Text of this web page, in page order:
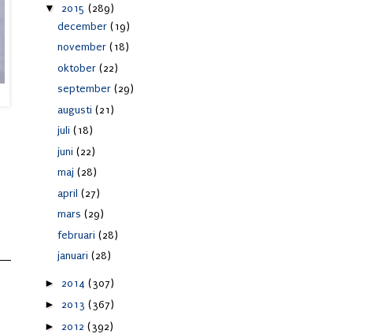
▼ 2015 (289)
december (19)
november (18)
oktober (22)
september (29)
augusti (21)
juli (18)
juni (22)
maj (28)
april (27)
mars (29)
februari (28)
januari (28)
► 2014 (307)
► 2013 (367)
► 2012 (392)